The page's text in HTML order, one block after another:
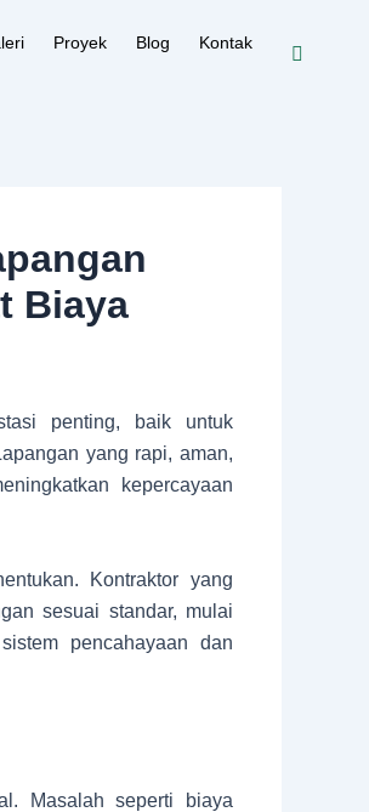
Proyek Blog Kontak
Biaya
penting, baik untuk
yang rapi, aman,
kepercayaan
Kontraktor yang
sesuai standar, mulai
pencahayaan dan
Masalah seperti biaya